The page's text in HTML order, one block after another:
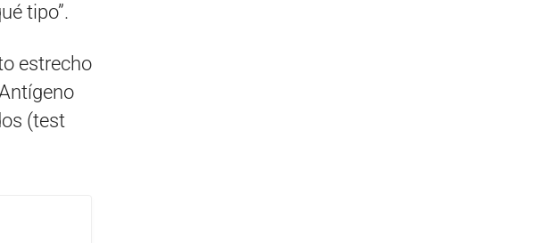
tipo”.
estrecho
(test